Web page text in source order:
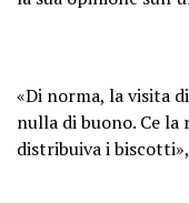
«Di norma, la visita
nulla di buono. Ce
distribuiva i